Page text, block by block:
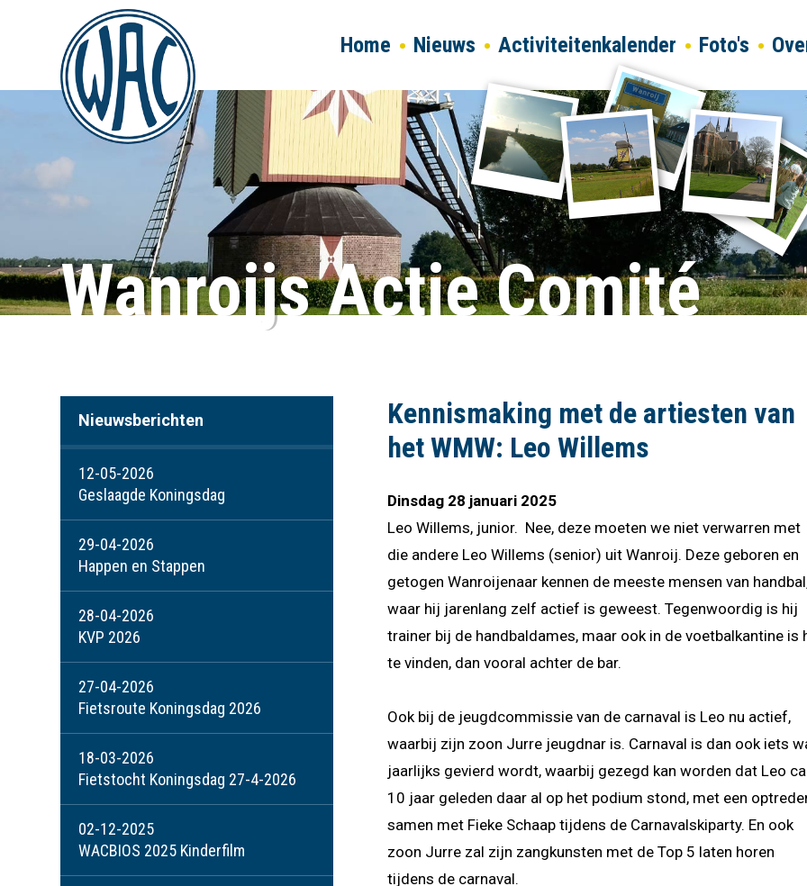
Home Nieuws Activiteitenkalender Foto's
WanroijsActie Comité
Nieuwsberichten
12-05-2026
Geslaagde Koningsdag
29-04-2026
Happen en Stappen
28-04-2026
KVP 2026
27-04-2026
Fietsroute Koningsdag 2026
18-03-2026
Fietstocht Koningsdag 27-4-2026
02-12-2025
WACBIOS 2025 Kinderfilm
Kennismaking met de artiesten van
het WMW: Leo Willems
Dinsdag 28 januari 2025
Leo Willems, junior. Nee, deze moeten we niet verwarren met
die andere Leo Willems (senior) uit Wanroij. Deze geboren en
getogen Wanroijenaar kennen de meeste mensen van
waar hij jarenlang zelf actief is geweest. Tegenwoordig is hij
trainer bij de handbaldames, maar ook in de voetbalkantine is
te vinden, dan vooral achter de bar.
Ook bij de jeugdcommissie van de carnaval is Leo nu actief,
waarbij zijn zoon Jurre jeugdnar is. Carnaval is dan ook iets
jaarlijks gevierd wordt, waarbij gezegd kan worden dat Leo ca
10 jaar geleden daar al op het podium stond, met een
samen met Fieke Schaap tijdens de Carnavalskiparty. En ook
zoon Jurre zal zijn zangkunsten met de Top 5 laten horen
tijdens de carnaval.